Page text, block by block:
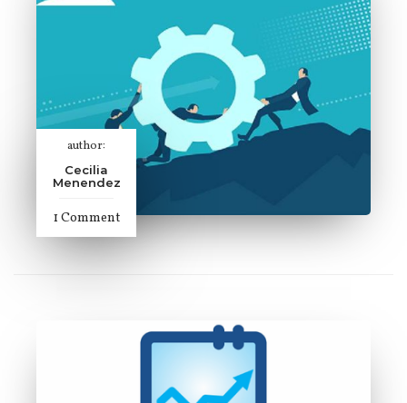
author:
Cecilia
Menendez
1 Comment